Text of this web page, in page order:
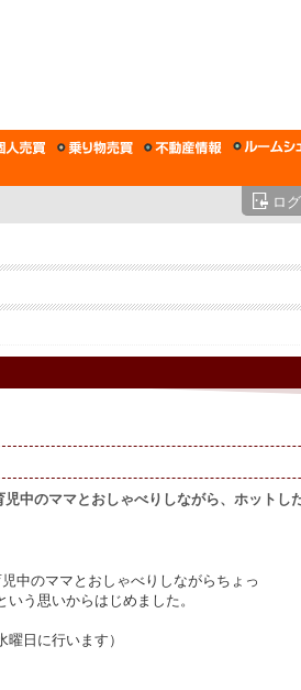
ロ
中のママとおしゃべりしながら、ホットし
中のママとおしゃべりしながらちょっ
う思いからはじめました。
日に行います）